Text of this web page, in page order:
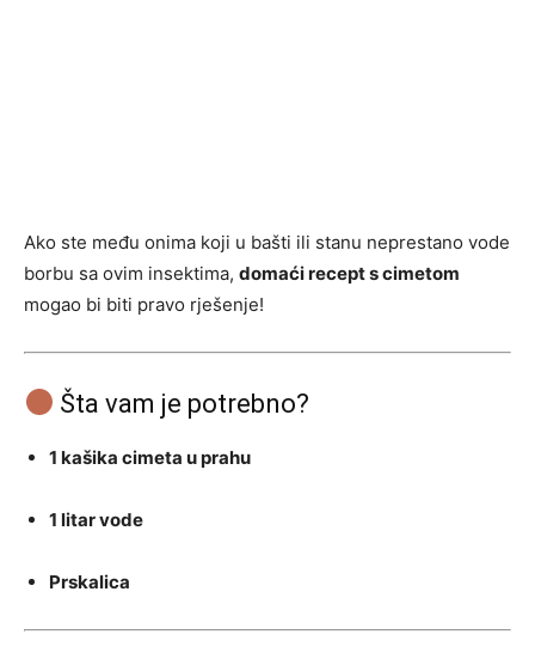
Ako ste među onima koji u bašti ili stanu neprestano vode
borbu sa ovim insektima, domaći recept s cimetom
mogao bi biti pravo rješenje!
Šta vam je potrebno?
1 kašika cimeta u prahu
1 litar vode
Prskalica